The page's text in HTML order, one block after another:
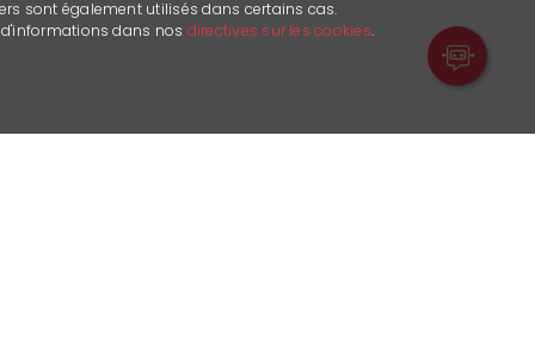
sont également utilisés dans certains cas.
dans nos directives sur les cookies.